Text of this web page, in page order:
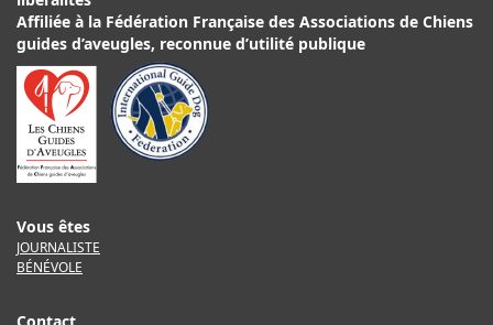
Affiliée à la Fédération Française des Associations de Chiens
guides d’aveugles, reconnue d’utilité publique
Vous êtes
JOURNALISTE
BÉNÉVOLE
Contact